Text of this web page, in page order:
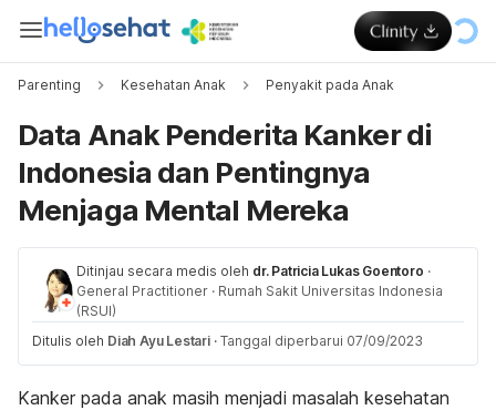
Parenting Kesehatan Anak Penyakit pada Anak
Data Anak Penderita Kanker di
Indonesia dan Pentingnya
Menjaga Mental Mereka
Ditinjau secara medis oleh dr. Patricia Lukas Goentoro ·
General Practitioner · Rumah Sakit Universitas Indonesia
(RSUI)
Ditulis oleh Diah Ayu Lestari · Tanggal diperbarui 07/09/2023
Kanker pada anak masih menjadi masalah kesehatan